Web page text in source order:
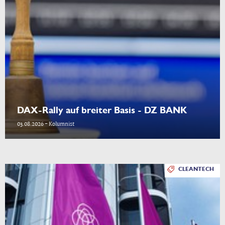
DAX-Rally auf breiter Basis - DZ BANK
03.08.2026 - Kolumnist
CLEANTECH